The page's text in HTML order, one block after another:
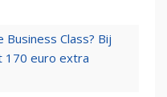
Class? Bij
170 euro extra